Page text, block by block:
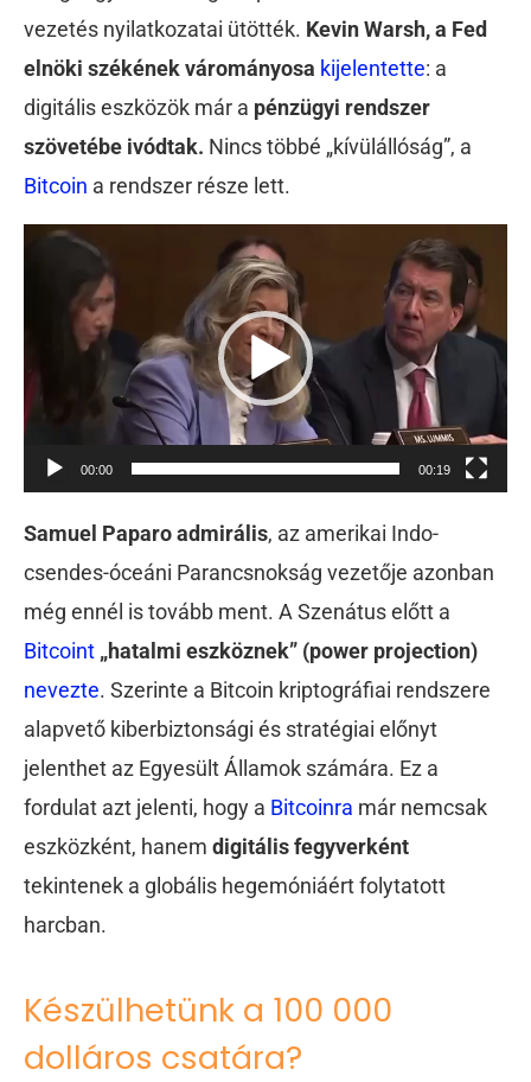
vezetés nyilatkozatai ütötték. Kevin Warsh, a Fed
elnöki székének várományosa kijelentette: a
digitális eszközök már a pénzügyi rendszer
szövetébe ivódtak. Nincs többé „kívülállóság”, a
Bitcoin a rendszer része lett.
Videólejátszó
00:00 00:19
Samuel Paparo admirális, az amerikai Indo-
csendes-óceáni Parancsnokság vezetője azonban
még ennél is tovább ment. A Szenátus előtt a
Bitcoint „hatalmi eszköznek” (power projection)
nevezte. Szerinte a Bitcoin kriptográfiai rendszere
alapvető kiberbiztonsági és stratégiai előnyt
jelenthet az Egyesült Államok számára. Ez a
fordulat azt jelenti, hogy a Bitcoinra már nemcsak
eszközként, hanem digitális fegyverként
tekintenek a globális hegemóniáért folytatott
harcban.
Készülhetünk a 100 000
dolláros csatára?